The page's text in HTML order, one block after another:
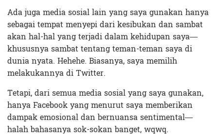
Ada juga media sosial lain yang saya gunakan hanya
sebagai tempat menyepi dari kesibukan dan sambat
akan hal-hal yang terjadi dalam kehidupan saya—
khususnya sambat tentang teman-teman saya di
dunia nyata. Hehehe. Biasanya, saya memilih
melakukannya di Twitter.
Tetapi, dari semua media sosial yang saya gunakan,
hanya Facebook yang menurut saya memberikan
dampak emosional dan bernuansa sentimental—
halah bahasanya sok-sokan banget, wqwq.